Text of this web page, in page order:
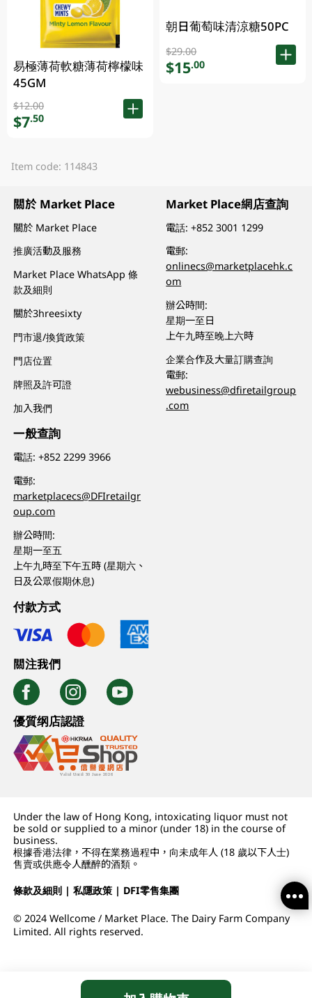
易極薄荷軟糖薄荷檸檬味
45GM
$12.00
$7.50
朝日葡萄味清涼糖50PC
$29.00
$15.00
Item code: 114843
關於 Market Place
關於 Market Place
推廣活動及服務
Market Place WhatsApp 條
款及細則
關於3hreesixty
門市退/換貨政策
門店位置
牌照及許可證
加入我們
一般查詢
電話:+852 2299 3966
電郵:
marketplacecs@DFIretailgr
oup.com
辦公時間:
星期一至五
上午九時至下午五時 (星期六、
日及公眾假期休息)
Market Place網店查詢
電話:+852 3001 1299
電郵:
onlinecs@marketplacehk.c
om
辦公時間:
星期一至日
上午九時至晚上六時
企業合作及大量訂購查詢
電郵:
webusiness@dfiretailgroup
.com
付款方式
關注我們
優質纲店認證
Under the law of Hong Kong, intoxicating liquor must not
be sold or supplied to a minor (under 18) in the course of
business.
根據香港法律，不得在業務過程中，向未成年人 (18 歲以下人士)
售賣或供應令人醺醉的酒類。
條款及細則 |私隱政策 | DFI零售集團
© 2024 Wellcome / Market Place. The Dairy Farm Company
Limited. All rights reserved.